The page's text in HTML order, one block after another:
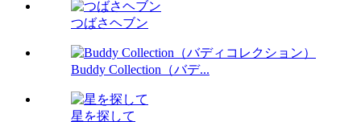
つばさヘブン
Buddy Collection（バデ...
星を探して